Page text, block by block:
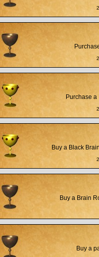
Purchase
Buy a Black
Buy a Brain
Buy a